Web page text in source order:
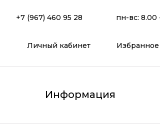
+7 (967) 460 95 28 пн-вс: 8.00
Личный кабинет Избранное
Информация